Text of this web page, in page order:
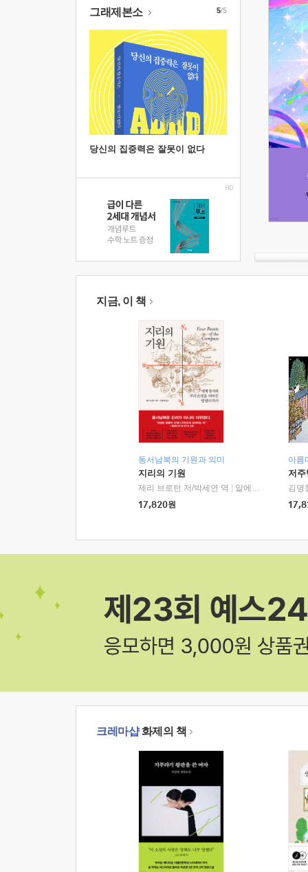
그래제본소
당신의 집중력은 잘못이 없다
5/5
지금, 이 책
동서남북의 기원과 의미
지리의 기원
제리 브로턴 저/박세연 역
알에이치코리아(RHK)
17,820원
아름
저
김명
크레마샵화제의 책